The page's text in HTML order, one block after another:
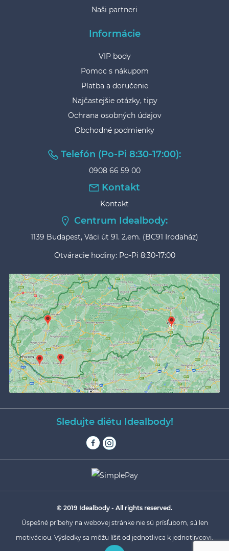
Naši partneri
Informácie
VIP body
Pomoc s nákupom
Platba a doručenie
Najčastejšie otázky, tipy
Ochrana osobných údajov
Obchodné podmienky
Telefón (Po-Pi 8:30-17:00):
0908 66 59 00
Kontakt
Kontakt
Centrum Idealbody:
1139 Budapest, Váci út 91. 2.em. (BC91 Irodaház)
Otváracie hodiny: Po-Pi 8:30-17:00
Sledujte diétu Idealbody!
© 2019 Idealbody - All rights reserved.
Úspešné príbehy na webovej stránke nie sú prísľubom, sú len
motiváciou. Výsledky sa môžu líšiť od jednotlivca k jednotlivcovi.